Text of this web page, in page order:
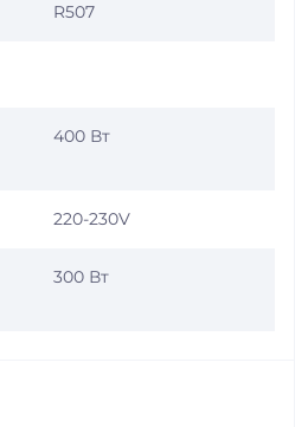
R507
400 Вт
220-230V
300 Вт